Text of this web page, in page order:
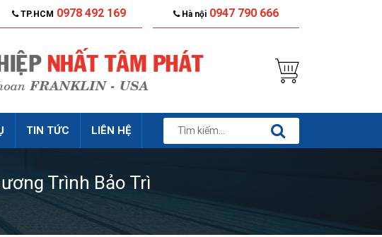
TP.HCM 0978 492 169 Hà nội 0947 790 666
TIN TỨC LIÊN HỆ
Trình Bảo Trì